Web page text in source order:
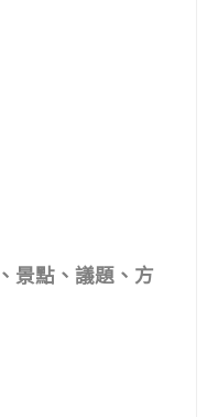
景點、議題、方